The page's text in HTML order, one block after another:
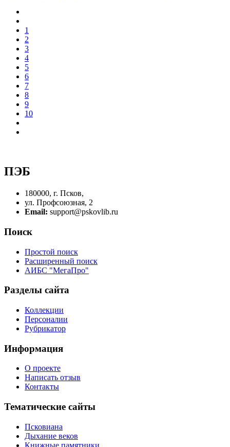
1
2
3
4
5
6
7
8
9
10
ПЭБ
180000, г. Псков,
ул. Профсоюзная, 2
Email: support@pskovlib.ru
Поиск
Простой поиск
Расширенный поиск
АИБС "МегаПро"
Разделы сайта
Коллекции
Персоналии
Рубрикатор
Информация
О проекте
Написать отзыв
Контакты
Тематические сайты
Псковиана
Дыхание веков
Книжные памятники